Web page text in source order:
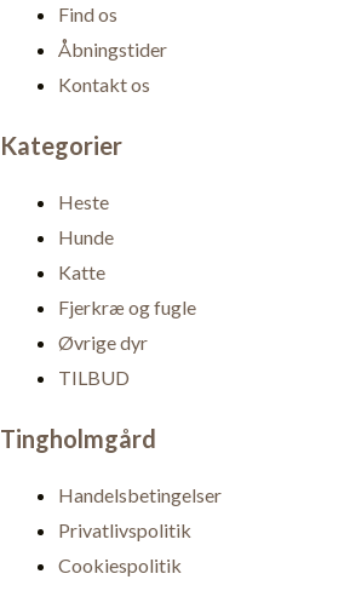
Find os
Åbningstider
Kontakt os
Kategorier
Heste
Hunde
Katte
Fjerkræ og fugle
Øvrige dyr
TILBUD
Tingholmgård
Handelsbetingelser
Privatlivspolitik
Cookiespolitik